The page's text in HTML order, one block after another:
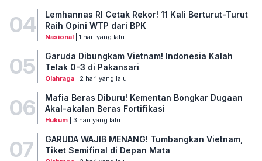
04
Lemhannas RI Cetak Rekor! 11 Kali Berturut-Turut
Raih Opini WTP dari BPK
Nasional| 1 hari yang lalu
05
Garuda Dibungkam Vietnam! Indonesia Kalah
Telak 0-3 di Pakansari
Olahraga| 2 hari yang lalu
06
Mafia Beras Diburu! Kementan Bongkar Dugaan
Akal-akalan Beras Fortifikasi
Hukum| 3 hari yang lalu
07
GARUDA WAJIB MENANG! Tumbangkan Vietnam,
Tiket Semifinal di Depan Mata